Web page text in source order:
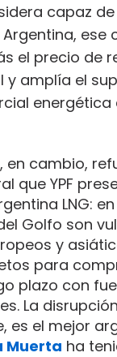
capaz
Argentina, ese
el precio de
y amplía el
energética
en cambio,
que YPF
LNG:
Golfo son
y
para
plazo con
La
es el mejor
Muerta ha